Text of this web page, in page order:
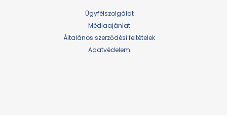
Ügyfélszolgálat
Médiaajánlat
Általános szerződési feltételek
Adatvédelem